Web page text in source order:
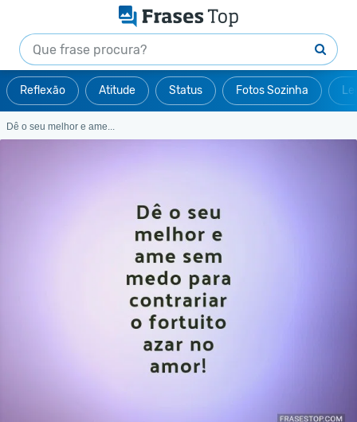
Reflexão Atitude Status Fotos Sozinha
Dê o seu melhor e ame...